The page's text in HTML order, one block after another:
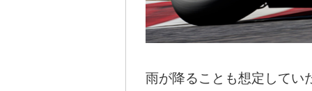
雨が降ることも想定してい